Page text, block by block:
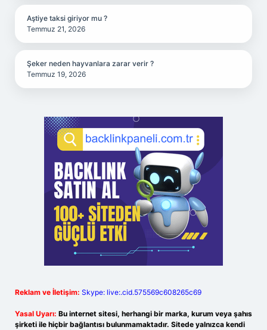
Aştiye taksi giriyor mu ?
Temmuz 21, 2026
Şeker neden hayvanlara zarar verir ?
Temmuz 19, 2026
Reklam ve İletişim: Skype: live:.cid.575569c608265c69
Yasal Uyarı: Bu internet sitesi, herhangi bir marka, kurum veya şahıs
şirketi ile hiçbir bağlantısı bulunmamaktadır. Sitede yalnızca kendi